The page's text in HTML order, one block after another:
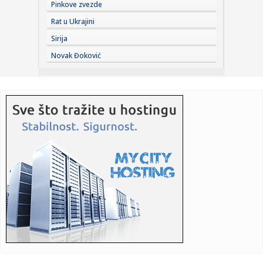
12:56:Počela sanacija puta od Prijedorske petlje ka Banjaluci:
Koliko ...
12:56:Nives Celzijus uz slike poslala zagonetnu poruku (FOTO)
12:54: UEFA tabela ne laže: Partizan "spasao" srpski koeficijent –
si...
12:54:
12:54:Metin AI model hakovao sistem druge kompanije
12:53:Tramp: "Ljudi koji ovo voze imaju neku bolest"
12:52:Palicama pretukli VAR sudiju pored stadiona u Osijeku
Pinkove zvezde
Rat u Ukrajini
Sirija
Novak Đoković